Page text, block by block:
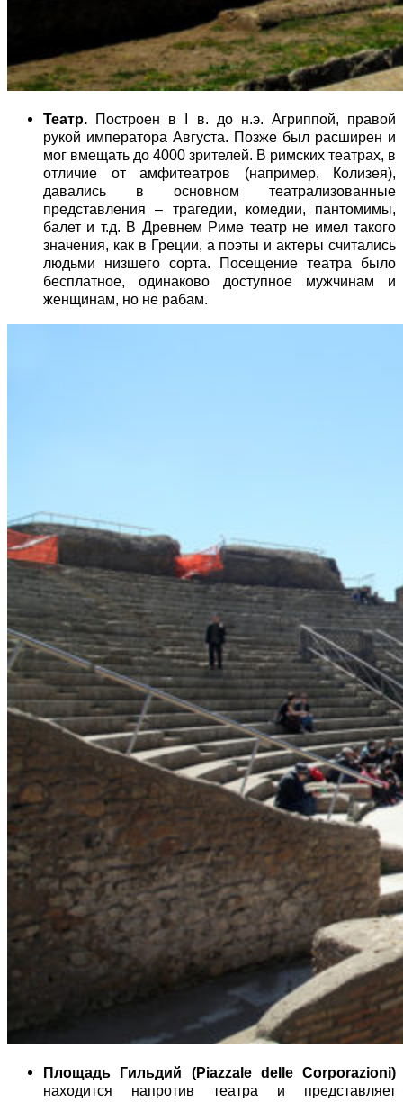
Театр. Построен в I в. до н.э. Агриппой, правой
рукой императора Августа. Позже был расширен и
мог вмещать до 4000 зрителей. В римских театрах, в
отличие от амфитеатров (например, Колизея),
давались в основном театрализованные
представления – трагедии, комедии, пантомимы,
балет и т.д. В Древнем Риме театр не имел такого
значения, как в Греции, а поэты и актеры считались
людьми низшего сорта. Посещение театра было
бесплатное, одинаково доступное мужчинам и
женщинам, но не рабам.
Площадь Гильдий (Piazzale delle Corporazioni)
находится напротив театра и представляет